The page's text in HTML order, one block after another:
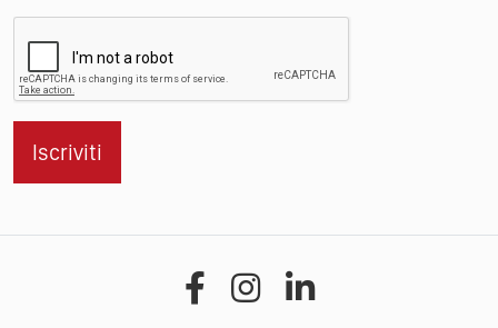
Iscriviti